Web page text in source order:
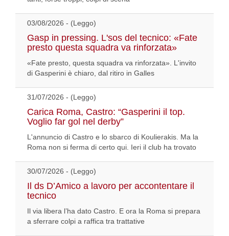
03/08/2026 - (Leggo)
Gasp in pressing. L'sos del tecnico: «Fate
presto questa squadra va rinforzata»
«Fate presto, questa squadra va rinforzata». L'invito
di Gasperini è chiaro, dal ritiro in Galles
31/07/2026 - (Leggo)
Carica Roma, Castro: “Gasperini il top.
Voglio far gol nel derby”
L'annuncio di Castro e lo sbarco di Koulierakis. Ma la
Roma non si ferma di certo qui. Ieri il club ha trovato
30/07/2026 - (Leggo)
Il ds D’Amico a lavoro per accontentare il
tecnico
Il via libera l’ha dato Castro. E ora la Roma si prepara
a sferrare colpi a raffica tra trattative